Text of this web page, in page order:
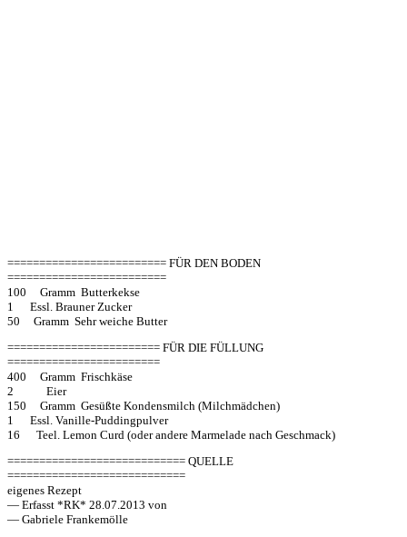
========================= FÜR DEN BODEN
=========================
100 Gramm Butterkekse
1 Essl. Brauner Zucker
50 Gramm Sehr weiche Butter
======================== FÜR DIE FÜLLUNG
========================
400 Gramm Frischkäse
2 Eier
150 Gramm Gesüßte Kondensmilch (Milchmädchen)
1 Essl. Vanille-Puddingpulver
16 Teel. Lemon Curd (oder andere Marmelade nach Geschmack)
============================ QUELLE
============================
eigenes Rezept
— Erfasst *RK* 28.07.2013 von
— Gabriele Frankemölle